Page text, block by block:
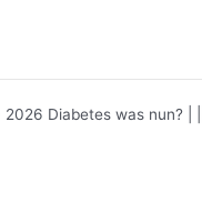
Diabetes was nun? | ||